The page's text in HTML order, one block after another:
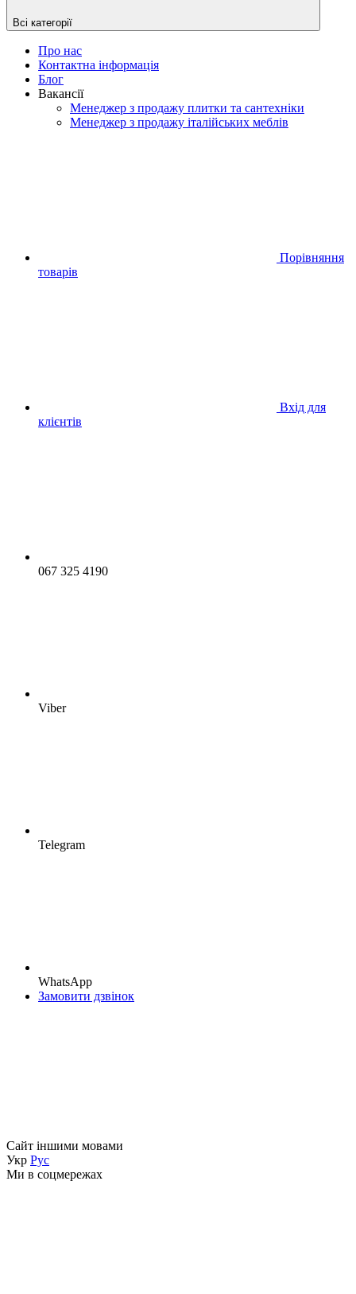
Всі категорії
Про нас
Контактна інформація
Блог
Вакансії
Менеджер з продажу плитки та сантехніки
Менеджер з продажу італійських меблів
Порівняння
товарів
Вхід для
клієнтів
067 325 4190
Viber
Telegram
WhatsApp
Замовити дзвінок
Сайт іншими мовами
Укр Рус
Ми в соцмережах